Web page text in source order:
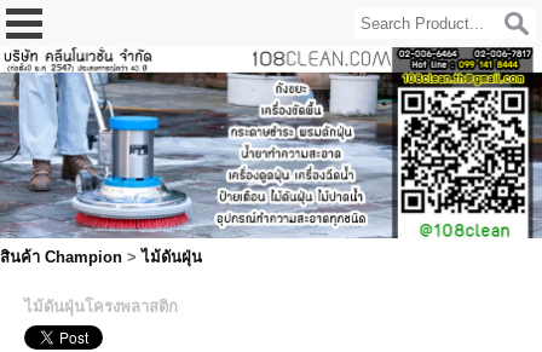
สินค้า Champion >ไม้ดันฝุ่น
ไม้ดันฝุ่นโครงพลาสติก